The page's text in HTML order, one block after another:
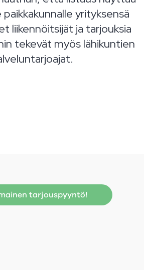
paikkakunnalle yrityksensä
liikennöitsijät ja tarjouksia
tekevät myös lähikuntien
tarjouspyyntö!